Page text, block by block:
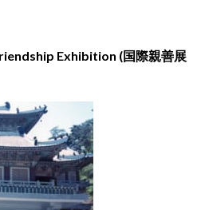
Exhibition (国際親善展